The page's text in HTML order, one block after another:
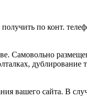
по конт.
Самовольно
дублирование
вашего сайта. В